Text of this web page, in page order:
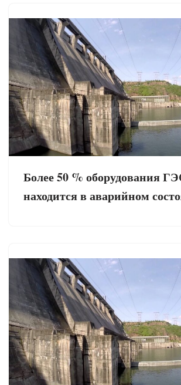
Более 50 % оборудования
находится в аварийном